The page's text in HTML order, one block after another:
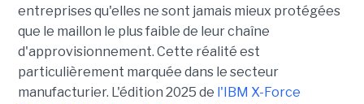
entreprises qu'elles ne sont jamais mieux protégées
que le maillon le plus faible de leur chaîne
d'approvisionnement. Cette réalité est
particulièrement marquée dans le secteur
manufacturier. L'édition 2025 de l'IBM X-Force